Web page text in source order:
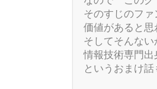
そのすじのフ
価値があると
そしてそんな
情報技術専門
というおまけ話